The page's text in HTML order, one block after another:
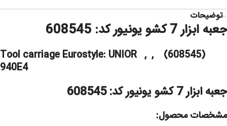
توضیحات
جعبه ابزار 7 کشو یونیور کد: 608545
(608545) , Tool carriage Eurostyle: UNIOR ,
940E4
جعبه ابزار 7 کشو یونیور کد: 608545
مشخصات محصول: